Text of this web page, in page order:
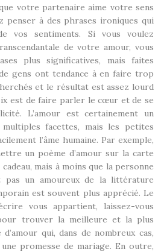
votre partenaire aime votre sens
penser à des phrases ironiques qui
vos sentiments. Si vous voulez
de votre amour, vous
plus significatives, mais faites
gens ont tendance à en faire trop
et le résultat est assez lourd
est de faire parler le cœur et de se
L’amour est certainement un
facettes, mais les petites
l’âme humaine. Par exemple,
un poème d’amour sur la carte
mais à moins que la personne
pas un amoureux de la littérature
est souvent plus apprécié. Le
vous appartient, laissez-vous
trouver la meilleure et la plus
qui, dans de nombreux cas,
promesse de mariage. En outre,